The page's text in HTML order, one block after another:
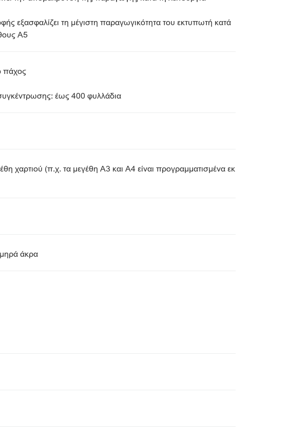
εξασφαλίζει τη μέγιστη παραγωγικότητα του εκτυπωτή κατά
A5
πάχος
έως 400 φυλλάδια
χαρτιού (π.χ. τα μεγέθη A3 και A4 είναι προγραμματισμένα εκ
άκρα